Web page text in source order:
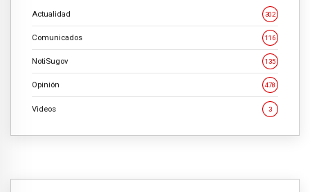
Actualidad 302
Comunicados 116
NotiSugov 135
Opinión 478
Videos 3